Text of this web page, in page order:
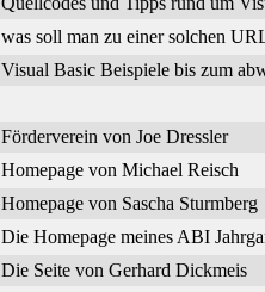
was soll man zu einer solchen
Visual Basic Beispiele bis zum
Förderverein von Joe Dressler
Homepage von Michael Reisch
Homepage von Sascha Sturmberg
Die Homepage meines ABI
Die Seite von Gerhard Dickmeis